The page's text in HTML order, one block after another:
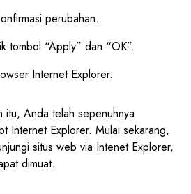
perubahan.
tombol “Apply” dan “OK”.
Internet Explorer.
itu, Anda telah sepenuhnya
Internet Explorer. Mulai sekarang,
situs web via Intenet Explorer,
dimuat.